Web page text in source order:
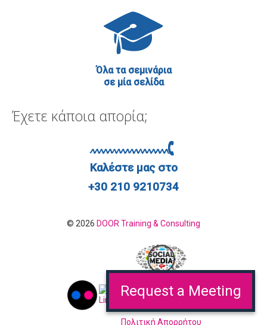
Όλα τα σεμινάρια
σε μία σελίδα
Έχετε κάποια απορία;
Καλέστε μας στο
+30 210 9210734
© 2026 DOOR Training & Consulting
Πολιτική Απορρήτου
Request a Meeting